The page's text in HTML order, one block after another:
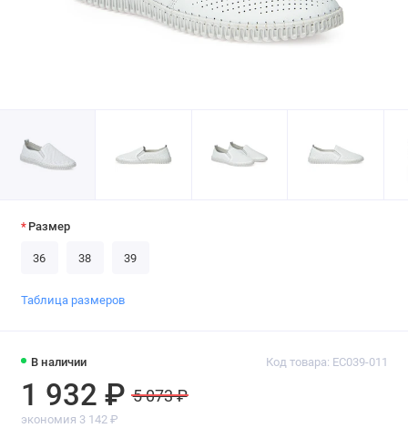
В наличии Код товара: EC039-011
1 932 ₽ 5 073 ₽
экономия 3 142 ₽
Размер
36 38 39
Таблица размеров